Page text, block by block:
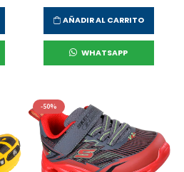
AÑADIR AL CARRITO
WHATSAPP
-50%